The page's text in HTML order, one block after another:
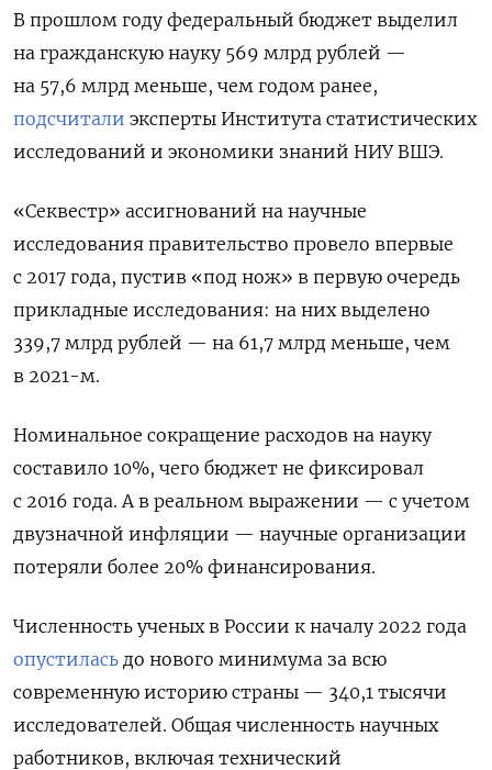
В прошлом году федеральный бюджет выделил
на гражданскую науку 569 млрд рублей —
на 57,6 млрд меньше, чем годом ранее,
подсчитали эксперты Института статистических
исследований и экономики знаний НИУ ВШЭ.
«Секвестр» ассигнований на научные
исследования правительство провело впервые
с 2017 года, пустив «под нож» в первую очередь
прикладные исследования: на них выделено
339,7 млрд рублей — на 61,7 млрд меньше, чем
в 2021-м.
Номинальное сокращение расходов на науку
составило 10%, чего бюджет не фиксировал
с 2016 года. А в реальном выражении — с учетом
двузначной инфляции — научные организации
потеряли более 20% финансирования.
Численность ученых в России к началу 2022 года
опустилась до нового минимума за всю
современную историю страны — 340,1 тысячи
исследователей. Общая численность научных
работников, включая технический